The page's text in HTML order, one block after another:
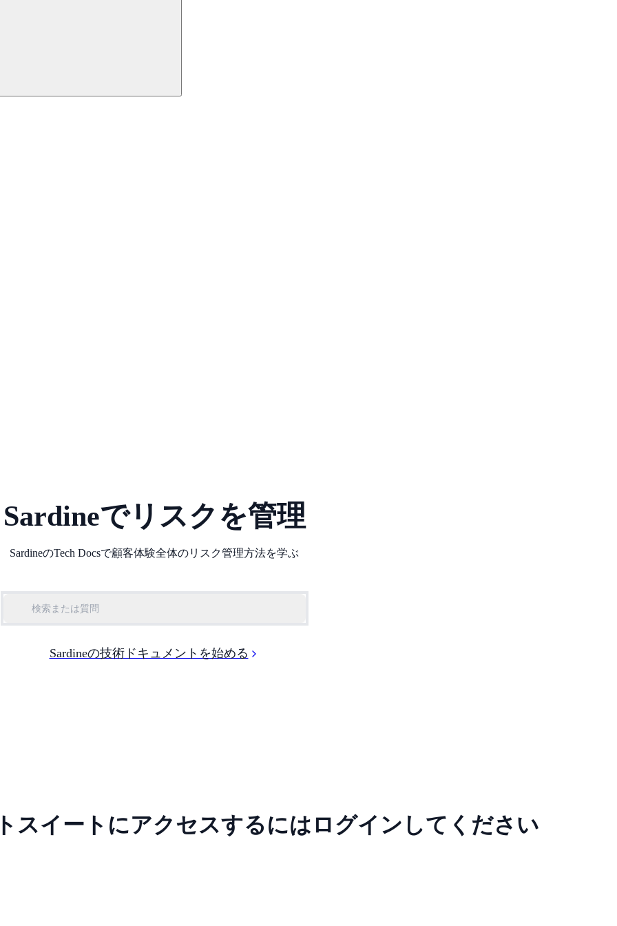
Sardineでリスクを管理
SardineのTech Docsで顧客体験全体のリスク管理方法を学ぶ
検索または質問
Sardineの技術ドキュメントを始める
スイートにアクセスするにはログインしてください